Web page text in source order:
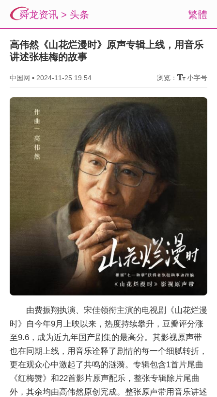
繁體
舜龙资讯 > 头条
高伟然《山花烂漫时》原声专辑上线，用音乐
讲述张桂梅的故事
中国网 ▪ 2024-11-25 19:54 浏览： 小字号
由费振翔执演、宋佳领衔主演的电视剧《山花烂漫
时》自今年9月上映以来，热度持续攀升，豆瓣评分涨
至9.6，成为近九年国产剧集的最高分。其影视原声带
也在同期上线，用音乐诠释了剧情的每一个细腻转折，
更在观众心中激起了共鸣的涟漪。专辑包含1首片尾曲
《红梅赞》和22首影片原声配乐，整张专辑除片尾曲
外，其余均由高伟然原创完成。整张原声带用音乐讲述